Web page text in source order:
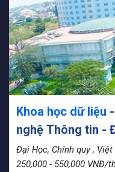
Khoa học dữ liệu
nghệ Thông tin -
Đại Học, Chính quy , Việt
250,000 - 550,000 VNĐ/